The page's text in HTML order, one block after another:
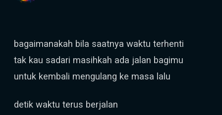
bagaimanakah bila saatnya waktu terhenti
tak kau sadari masihkah ada jalan bagimu
untuk kembali mengulang ke masa lalu
detik waktu terus berjalan